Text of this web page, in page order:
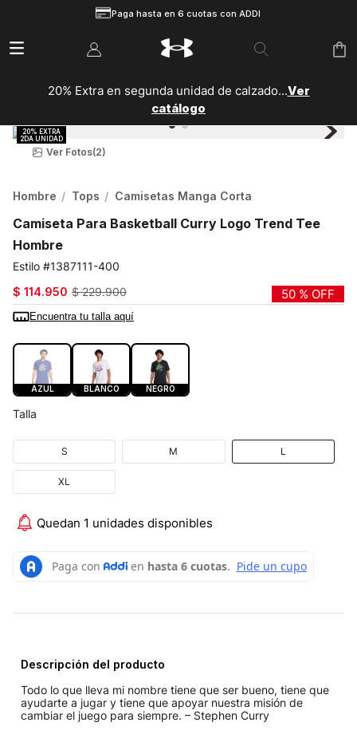
Paga hasta en 6 cuotas con ADDI
20% Extra en segunda unidad de calzado...Ver
catálogo
Ver Fotos(2)
Hombre Tops Camisetas Manga Corta
Camiseta Para Basketball Curry Logo Trend Tee
Hombre
1387111-400
$ 114.950 $ 229.900 50 % OFF
Encuentra tu talla aquí
AZUL BLANCO NEGRO
Talla
S M L
XL
Quedan 1 unidades disponibles
Descripción del producto
Todo lo que lleva mi nombre tiene que ser bueno, tiene que
ayudarte a jugar y tiene que apoyar nuestra misión de
cambiar el juego para siempre. – Stephen Curry